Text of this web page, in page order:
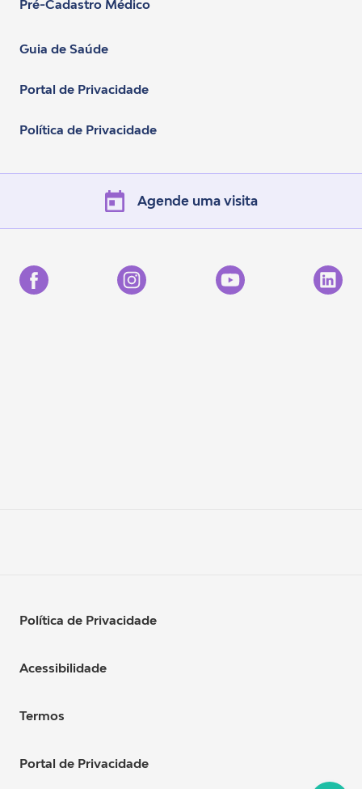
Pré-Cadastro Médico
Guia de Saúde
Portal de Privacidade
Política de Privacidade
Agende uma visita
Política de Privacidade
Acessibilidade
Termos
Portal de Privacidade